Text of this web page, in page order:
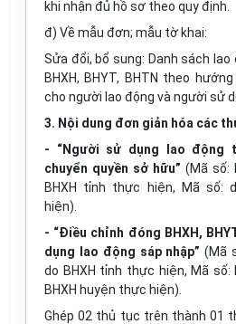
khi nhận đủ hồ sơ theo quy định.
đ) Về mẫu đơn; mẫu tờ khai:
Sửa đổi, bổ sung: Danh sách
BHXH, BHYT, BHTN theo
cho người lao động và người sử
3. Nội dung đơn giản hóa các
- “Người sử dụng lao động
chuyển quyền sở hữu” (Mã số:
BHXH tỉnh thực hiện, Mã số:
hiện).
- “Điều chỉnh đóng BHXH,
dụng lao động sáp nhập”(Mã
do BHXH tỉnh thực hiện, Mã số:
BHXH huyện thực hiện).
Ghép 02 thủ tục trên thành 01